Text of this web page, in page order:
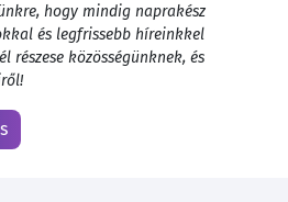
hogy mindig naprakész
és legfrissebb híreinkkel
részese közösségünknek, és